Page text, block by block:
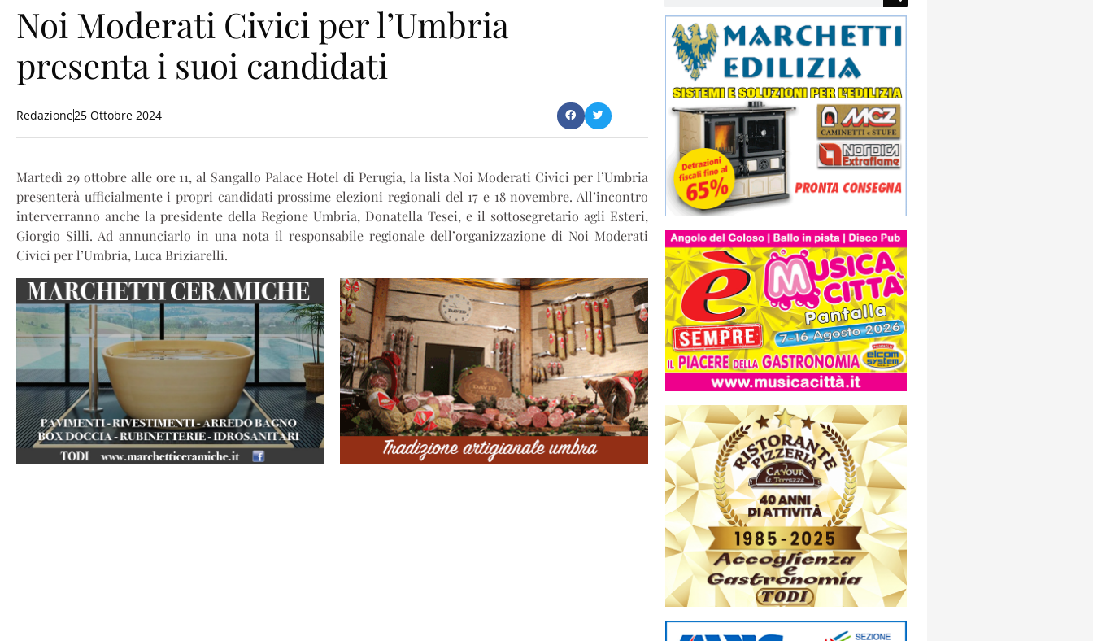
Noi Moderati Civici per l’Umbria
presenta i suoi candidati
Redazione25 Ottobre 2024
Martedì 29 ottobre alle ore 11, al Sangallo Palace Hotel di Perugia, la lista Noi Moderati Civici per l’Umbria
presenterà ufficialmente i propri candidati prossime elezioni regionali del 17 e 18 novembre. All’incontro
interverranno anche la presidente della Regione Umbria, Donatella Tesei, e il sottosegretario agli Esteri,
Giorgio Silli. Ad annunciarlo in una nota il responsabile regionale dell’organizzazione di Noi Moderati
Civici per l’Umbria, Luca Briziarelli.